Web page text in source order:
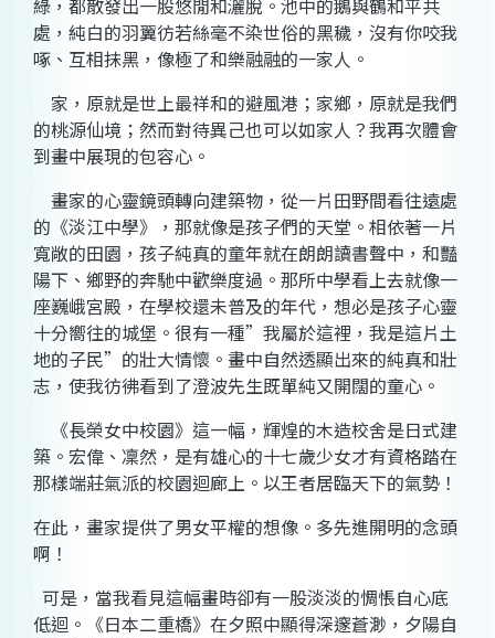
綠，都散發出一股悠閒和灑脫。池中的鵝與鶴和平共
處，純白的羽翼彷若絲毫不染世俗的黑穢，沒有你咬我
啄、互相抹黑，像極了和樂融融的一家人。
家，原就是世上最祥和的避風港；家鄉，原就是我們
的桃源仙境；然而對待異己也可以如家人？我再次體會
到畫中展現的包容心。
畫家的心靈鏡頭轉向建築物，從一片田野間看往遠處
的《淡江中學》，那就像是孩子們的天堂。相依著一片
寬敞的田園，孩子純真的童年就在朗朗讀書聲中，和豔
陽下、鄉野的奔馳中歡樂度過。那所中學看上去就像一
座巍峨宮殿，在學校還未普及的年代，想必是孩子心靈
十分嚮往的城堡。很有一種” 我屬於這裡，我是這片土
地的子民” 的壯大情懷。畫中自然透顯出來的純真和壯
志，使我彷彿看到了澄波先生既單純又開闊的童心。
《長榮女中校園》這一幅，輝煌的木造校舍是日式建
築。宏偉、凜然，是有雄心的十七歲少女才有資格踏在
那樣端莊氣派的校園迴廊上。以王者居臨天下的氣勢！
在此，畫家提供了男女平權的想像。多先進開明的念頭
啊！
可是，當我看見這幅畫時卻有一股淡淡的惆悵自心底
低迴。《日本二重橋》在夕照中顯得深邃蒼渺，夕陽自